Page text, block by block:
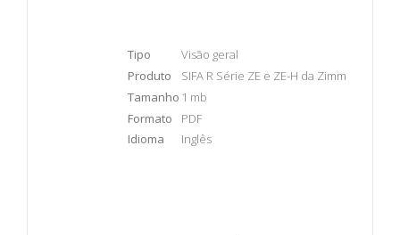
Tipo
Visão geral
Produto
SIFA R Série ZE e ZE-H da Zimm
Tamanho 1 mb
Formato
PDF
Idioma
Inglês